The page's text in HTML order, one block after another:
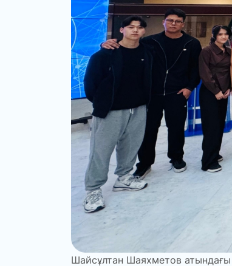
Шайсұлтан Шаяхметов